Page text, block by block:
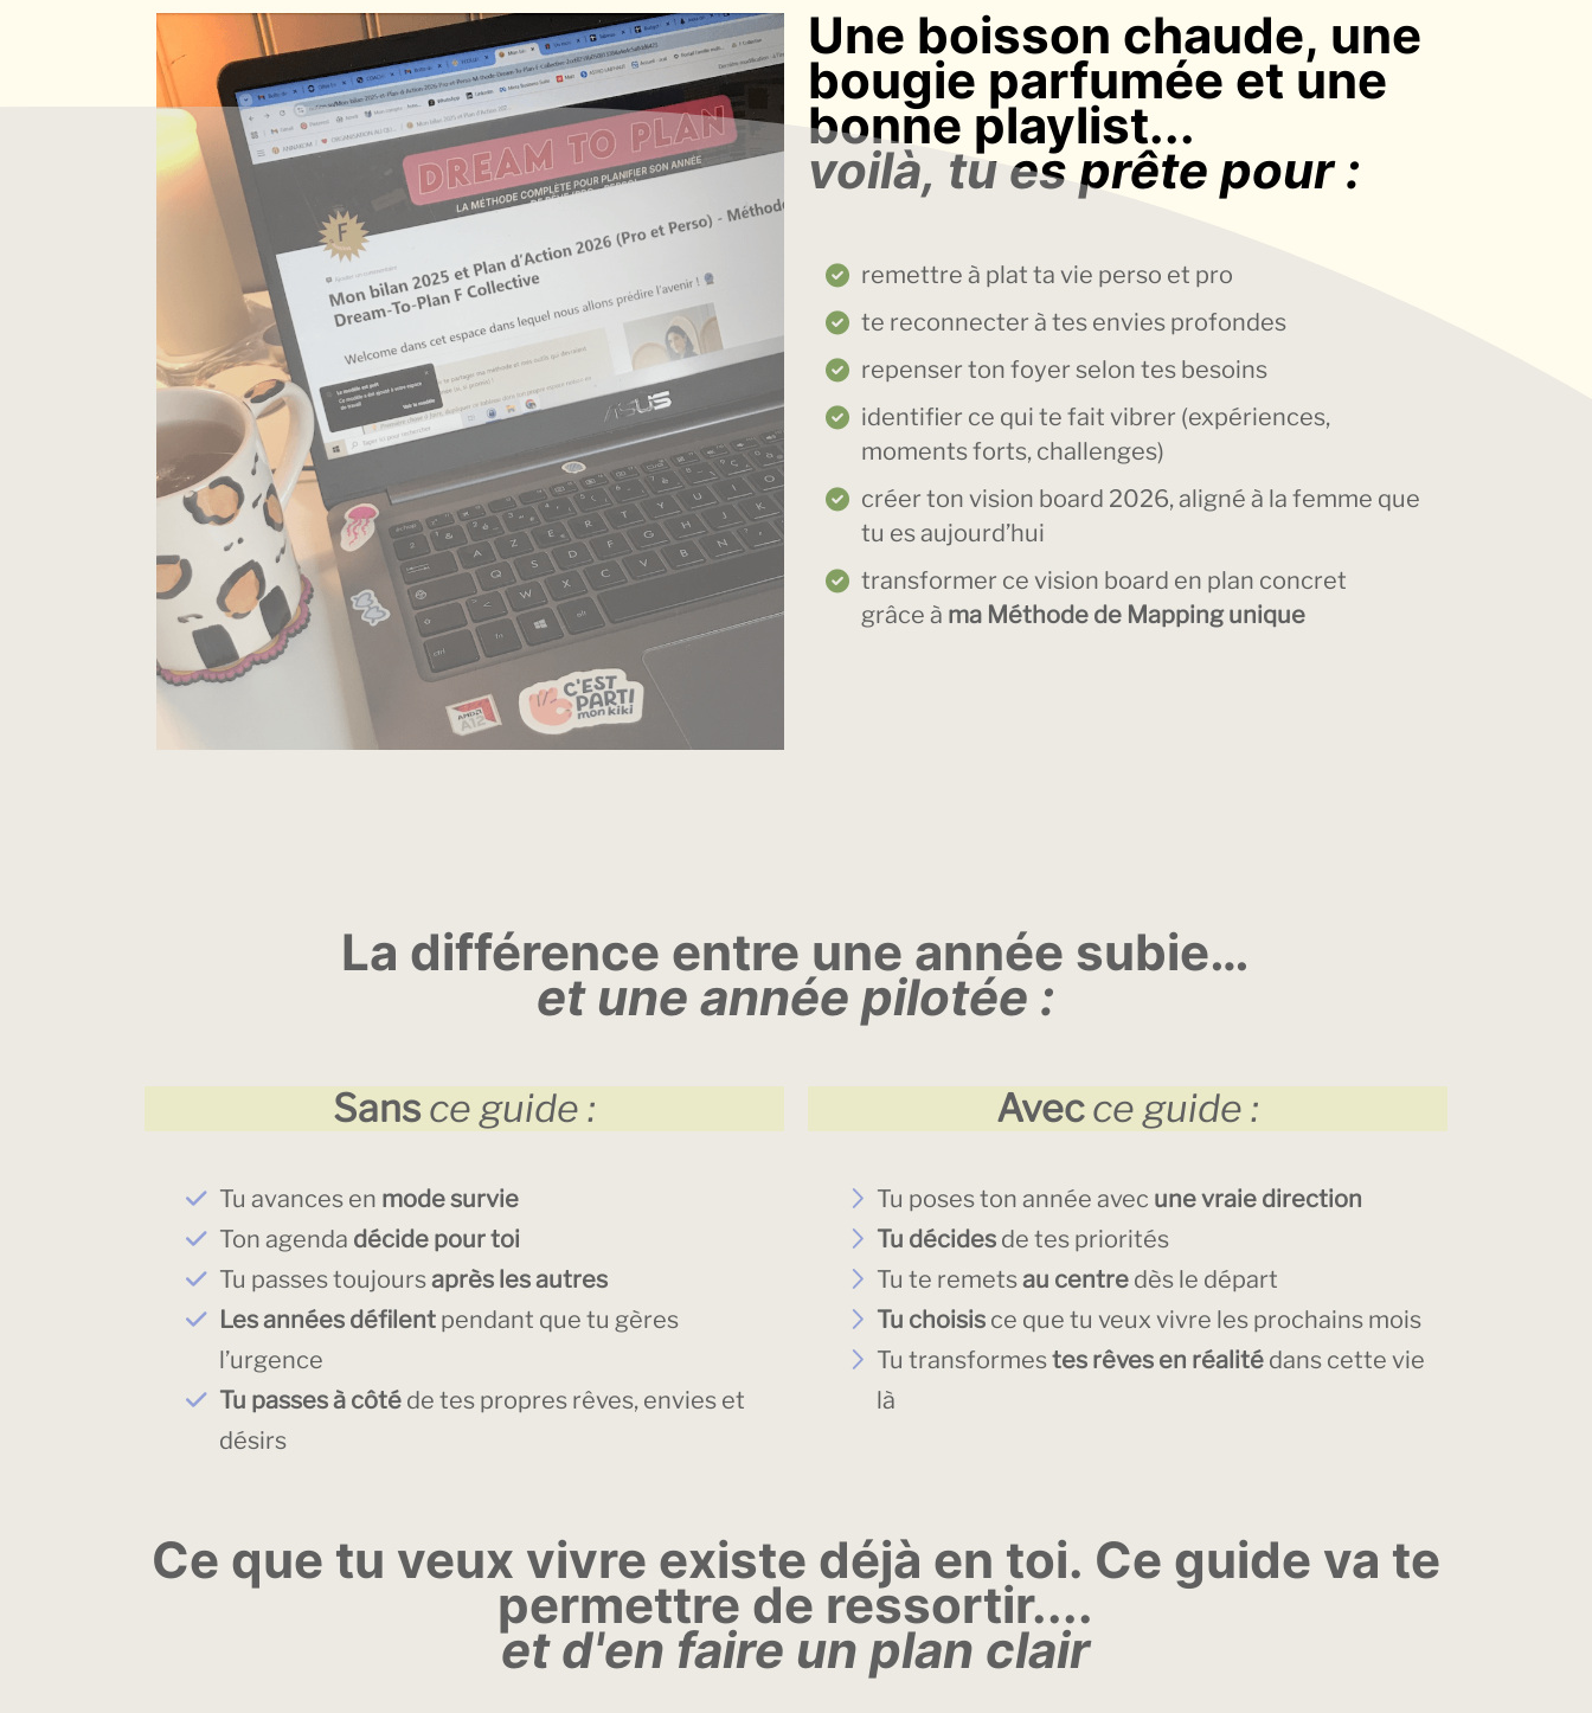
Une boisson chaude, une
bougie parfumée et une
bonne playlist...
voilà, tu es prête pour :
remettre à plat ta vie perso et pro
te reconnecter à tes envies profondes
repenser ton foyer selon tes besoins
identifier ce qui te fait vibrer (expériences,
moments forts, challenges)
créer ton vision board 2026, aligné à la femme que
tu es aujourd’hui
transformer ce vision board en plan concret
grâce à ma Méthode de Mapping unique
La différence entre une année subie…
et une année pilotée :
Sansce guide : Avecce guide :
Tu avances en mode survie
Ton agenda décide pour toi
Tu passes toujoursaprès les autres
Les années défilent pendant que tu gères
l’urgence
Tu passes à côté de tes propres rêves, envies et
désirs
Tu poses ton année avec une vraie direction
Tu décides de tes priorités
Tu te remetsau centredès le départ
Tu choisisce que tu veux vivre les prochains mois
Tu transformestes rêves en réalitédans cette vie
là
Ce que tu veux vivre existe déjà en toi. Ce guide va te
permettre de ressortir....
et d'en faire un plan clair